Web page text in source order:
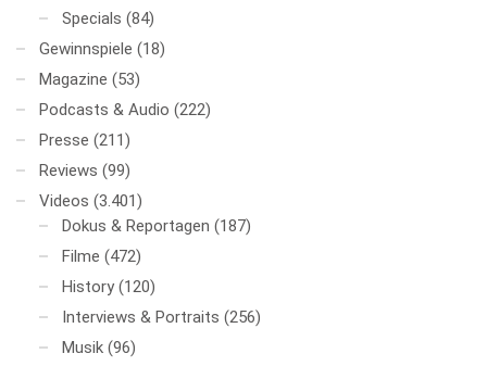
Specials (84)
Gewinnspiele (18)
Magazine (53)
Podcasts & Audio (222)
Presse (211)
Reviews (99)
Videos (3.401)
Dokus & Reportagen (187)
Filme (472)
History (120)
Interviews & Portraits (256)
Musik (96)